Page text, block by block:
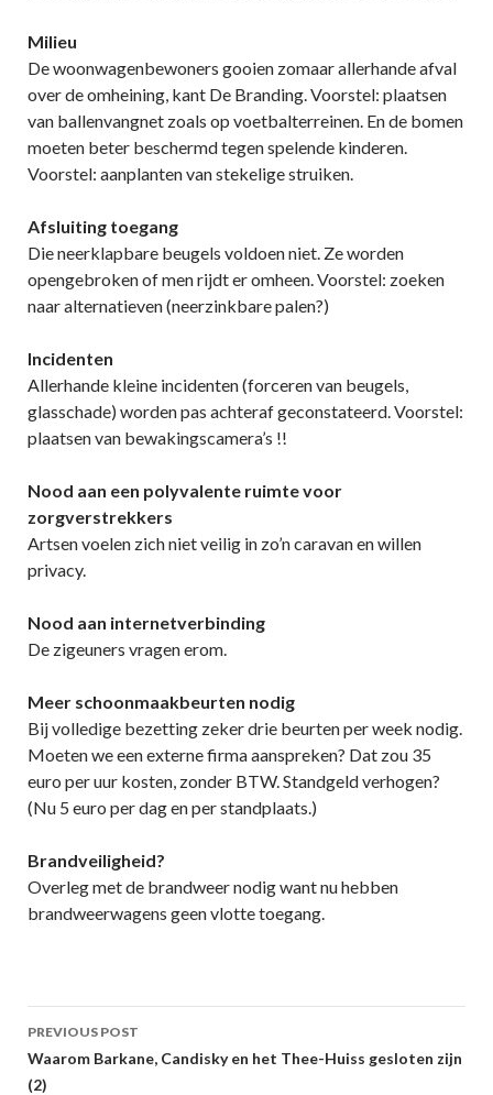
Milieu
De woonwagenbewoners gooien zomaar allerhande afval
over de omheining, kant De Branding. Voorstel: plaatsen
van ballenvangnet zoals op voetbalterreinen. En de bomen
moeten beter beschermd tegen spelende kinderen.
Voorstel: aanplanten van stekelige struiken.
Afsluiting toegang
Die neerklapbare beugels voldoen niet. Ze worden
opengebroken of men rijdt er omheen. Voorstel: zoeken
naar alternatieven (neerzinkbare palen?)
Incidenten
Allerhande kleine incidenten (forceren van beugels,
glasschade) worden pas achteraf geconstateerd. Voorstel:
plaatsen van bewakingscamera’s !!
Nood aan een polyvalente ruimte voor
zorgverstrekkers
Artsen voelen zich niet veilig in zo’n caravan en willen
privacy.
Nood aan internetverbinding
De zigeuners vragen erom.
Meer schoonmaakbeurten nodig
Bij volledige bezetting zeker drie beurten per week nodig.
Moeten we een externe firma aanspreken? Dat zou 35
euro per uur kosten, zonder BTW. Standgeld verhogen?
(Nu 5 euro per dag en per standplaats.)
Brandveiligheid?
Overleg met de brandweer nodig want nu hebben
brandweerwagens geen vlotte toegang.
Post
navigation
PREVIOUS POST
Waarom Barkane, Candisky en het Thee-Huiss gesloten zijn
(2)